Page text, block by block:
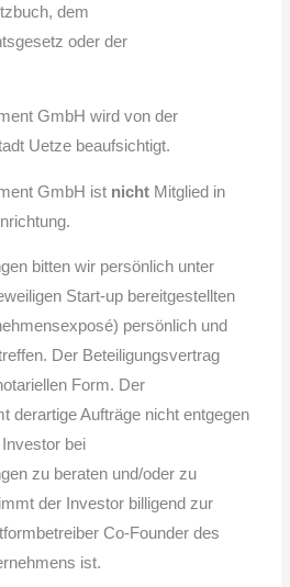
dem
oder der
GmbH wird von der
Uetze beaufsichtigt.
GmbH ist nicht Mitglied in
bitten wir persönlich unter
Start-up bereitgestellten
persönlich und
Der Beteiligungsvertrag
Form. Der
derartige Aufträge nicht entgegen
bei
zu beraten und/oder zu
der Investor billigend zur
Co-Founder des
ist.